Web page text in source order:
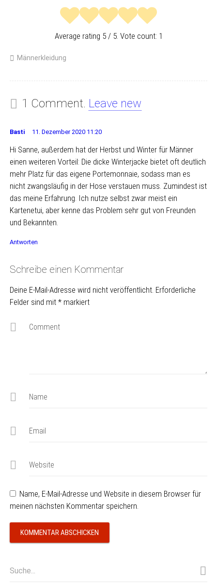
Average rating 5/ 5. Vote count: 1
Männerkleidung
1 Comment. Leave new
Basti 11. Dezember 2020 11:20
Hi Sanne, außerdem hat der Herbst und Winter für Männer
einen weiteren Vorteil: Die dicke Winterjacke bietet oft deutlich
mehr Platz für das eigene Portemonnaie, sodass man es
nicht zwangsläufig in der Hose verstauen muss. Zumindest ist
das meine Erfahrung. Ich nutze selbst zwar meist ein
Kartenetui, aber kenne das Problem sehr gut von Freunden
und Bekannten.
Antworten
Schreibe einen Kommentar
Deine E-Mail-Adresse wird nicht veröffentlicht. Erforderliche
Felder sind mit * markiert
Comment
Name
Email
Website
Name, E-Mail-Adresse und Website in diesem Browser für
meinen nächsten Kommentar speichern.